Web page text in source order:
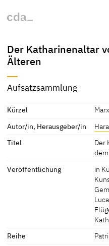
Der Katharinenaltar
Älteren
Aufsatzsammlung
Kürzel
Autor/in, Herausgeber/in
Titel
Der
Veröffentlichung
in
Reihe